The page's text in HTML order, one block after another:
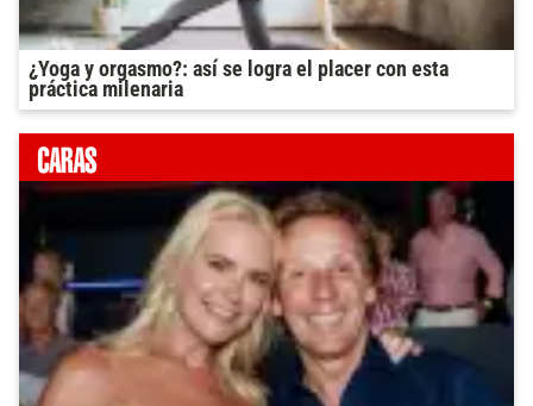
¿Yoga y orgasmo?: así se logra el placer con esta
práctica milenaria